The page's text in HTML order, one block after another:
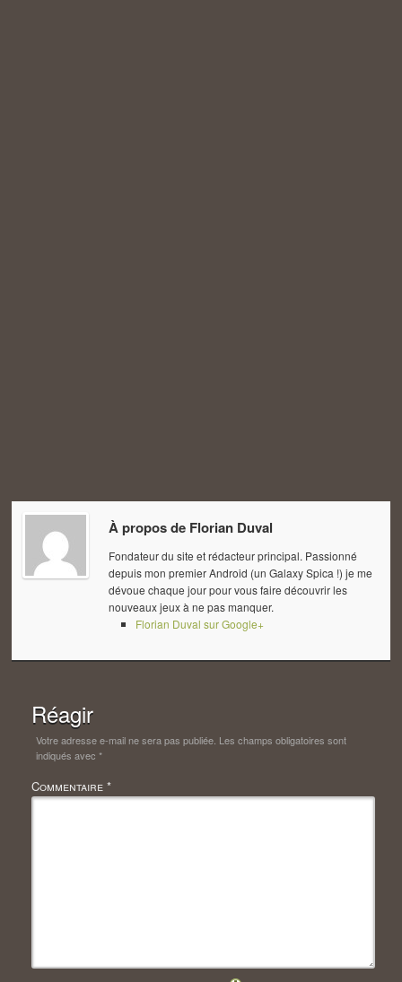
À propos de Florian Duval
Fondateur du site et rédacteur principal. Passionné
depuis mon premier Android (un Galaxy Spica !) je me
dévoue chaque jour pour vous faire découvrir les
nouveaux jeux à ne pas manquer.
Florian Duval sur Google+
Réagir
Votre adresse e-mail ne sera pas publiée. Les champs obligatoires sont
indiqués avec *
Commentaire *